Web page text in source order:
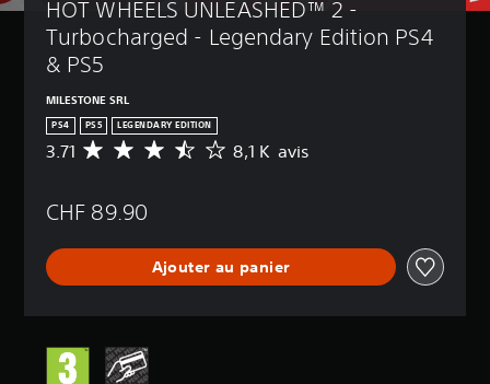
HOT WHEELS UNLEASHED™ 2 -
Turbocharged - Legendary Edition PS4
& PS5
MILESTONE SRL
PS4 PS5 LEGENDARY EDITION
M
e
n
e
a
3.71 8,1 K avis
CHF 89.90
Ajouter au panier